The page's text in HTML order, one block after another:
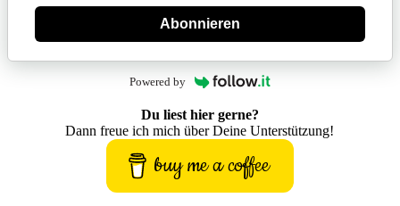
Abonnieren
Powered by
Du liest hier gerne?
Dann freue ich mich über Deine Unterstützung!
buy me a coffee